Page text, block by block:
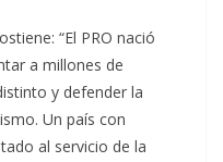
“El PRO nació
a millones de
y defender la
Un país con
al servicio de la